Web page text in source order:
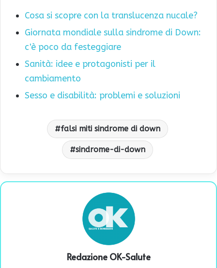
Cosa si scopre con la translucenza nucale?
Giornata mondiale sulla sindrome di Down:
c'è poco da festeggiare
Sanità: idee e protagonisti per il
cambiamento
Sesso e disabilità: problemi e soluzioni
falsi miti sindrome di down
sindrome-di-down
Redazione OK-Salute